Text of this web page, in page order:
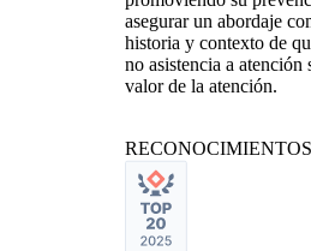
asegurar un abordaje
historia y contexto de
no asistencia a atención
valor de la atención.
RECONOCIMIENTOS